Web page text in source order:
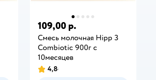
109,00 р.
Смесь молочная Hipp 3
Combiotic 900г с
10месяцев
4,8